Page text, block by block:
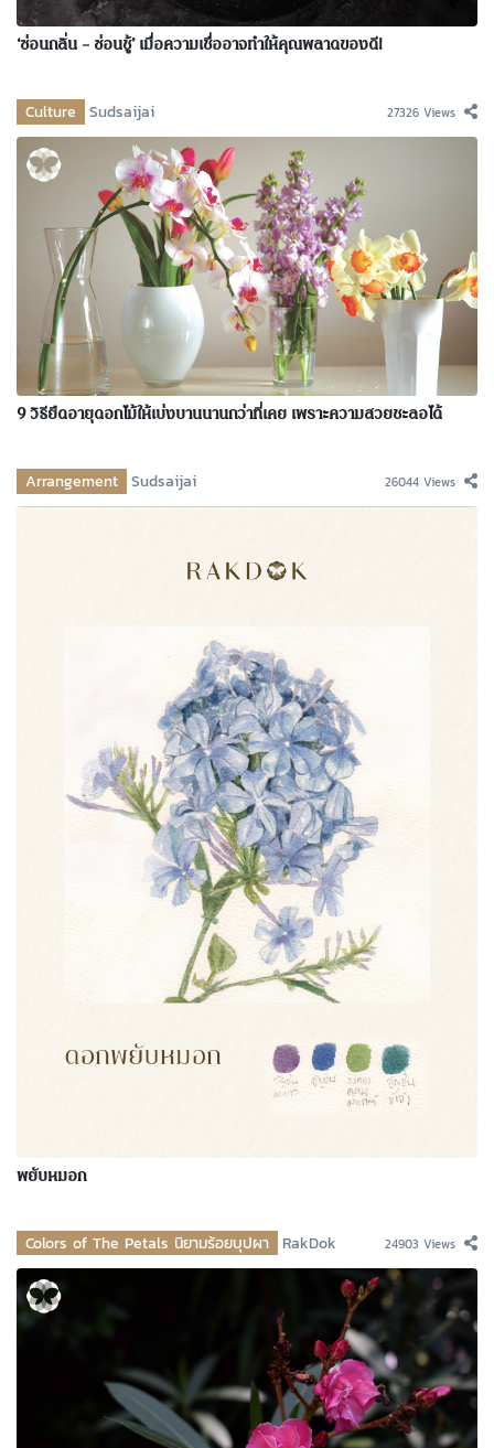
‘ซ่อนกลิ่น – ซ่อนชู้’ เมื่อความเชื่ออาจทำให้คุณพลาดของดี!
Culture Sudsaijai 27326 Views
9 วิธียืดอายุดอกไม้ให้เบ่งบานนานกว่าที่เคย เพราะความสวยชะลอได้
Arrangement Sudsaijai 26044 Views
พยับหมอก
Colors of The Petals นิยามร้อยบุปผา RakDok 24903 Views